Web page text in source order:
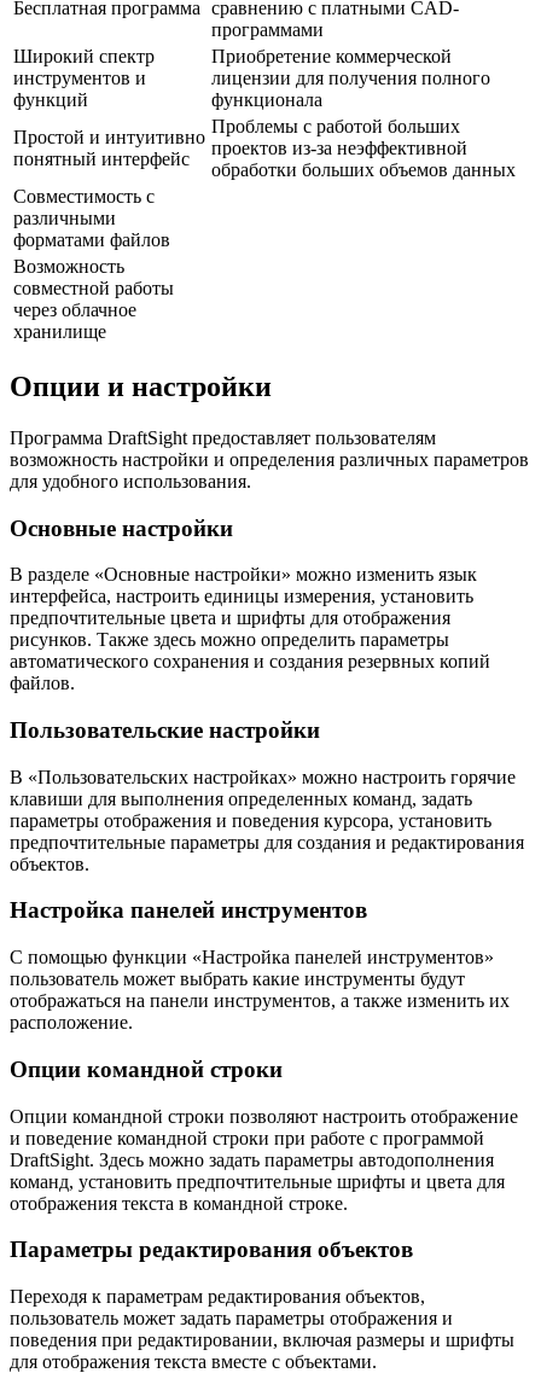
Бесплатная программа сравнению с платными CAD-
программами
Широкий спектр
инструментов и
функций
Приобретение коммерческой
лицензии для получения полного
функционала
Простой и интуитивно
понятный интерфейс
Проблемы с работой больших
проектов из-за неэффективной
обработки больших объемов данных
Совместимость с
различными
форматами файлов
Возможность
совместной работы
через облачное
хранилище
Опции и настройки
Программа DraftSight предоставляет пользователям
возможность настройки и определения различных параметров
для удобного использования.
Основные настройки
В разделе «Основные настройки» можно изменить язык
интерфейса, настроить единицы измерения, установить
предпочтительные цвета и шрифты для отображения
рисунков. Также здесь можно определить параметры
автоматического сохранения и создания резервных копий
файлов.
Пользовательские настройки
В «Пользовательских настройках» можно настроить горячие
клавиши для выполнения определенных команд, задать
параметры отображения и поведения курсора, установить
предпочтительные параметры для создания и редактирования
объектов.
Настройка панелей инструментов
С помощью функции «Настройка панелей инструментов»
пользователь может выбрать какие инструменты будут
отображаться на панели инструментов, а также изменить их
расположение.
Опции командной строки
Опции командной строки позволяют настроить отображение
и поведение командной строки при работе с программой
DraftSight. Здесь можно задать параметры автодополнения
команд, установить предпочтительные шрифты и цвета для
отображения текста в командной строке.
Параметры редактирования объектов
Переходя к параметрам редактирования объектов,
пользователь может задать параметры отображения и
поведения при редактировании, включая размеры и шрифты
для отображения текста вместе с объектами.